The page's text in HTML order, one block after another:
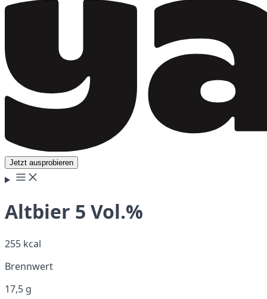
Jetzt ausprobieren
Altbier 5 Vol.%
255 kcal
Brennwert
17,5 g